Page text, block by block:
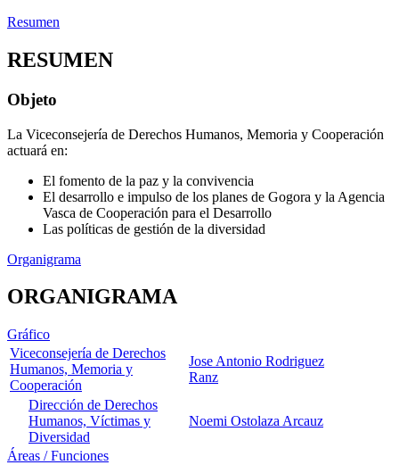
Resumen
RESUMEN
Objeto
La Viceconsejería de Derechos Humanos, Memoria y Cooperación
actuará en:
El fomento de la paz y la convivencia
El desarrollo e impulso de los planes de Gogora y la Agencia
Vasca de Cooperación para el Desarrollo
Las políticas de gestión de la diversidad
Organigrama
ORGANIGRAMA
Gráfico
Viceconsejería de Derechos
Humanos, Memoria y
Cooperación
Jose Antonio Rodriguez
Ranz
Dirección de Derechos
Humanos, Víctimas y
Diversidad
Noemi Ostolaza Arcauz
Áreas / Funciones